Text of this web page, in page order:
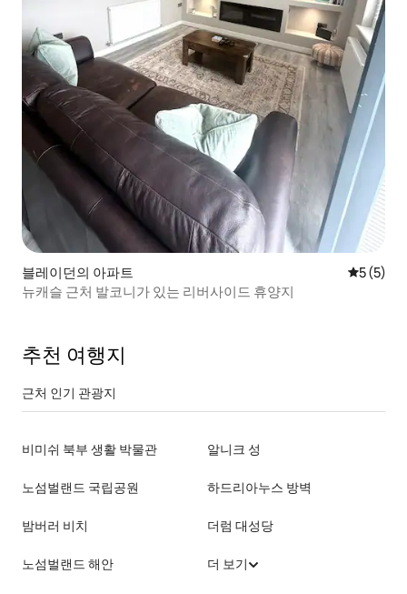
블레이던의 아파트 평점 5점
5 (5)
뉴캐슬 근처 발코니가 있는 리버사이드 휴양지
추천 여행지
근처 인기 관광지
비미쉬 북부 생활 박물관 알니크 성
노섬벌랜드 국립공원 하드리아누스 방벽
밤버러 비치 더럼 대성당
노섬벌랜드 해안 더 보기